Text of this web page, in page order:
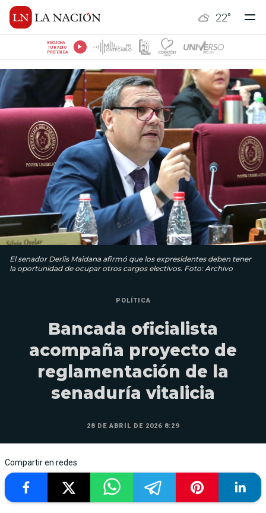
22°
ESCUCHÁ
TU RADIO
PREFERIDA
El senador Derlis Maidana afirmó que los expresidentes deben tener
la oportunidad de ocupar otros cargos electivos. Foto: Archivo
POLÍTICA
Bancada oficialista
acompaña proyecto de
reglamentación de la
senaduría vitalicia
28 DE ABRIL DE 2026 8:29
Compartir en redes